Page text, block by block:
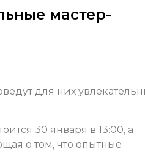
мастер-
для них
30 января в 13:00, а
о том, что опытные